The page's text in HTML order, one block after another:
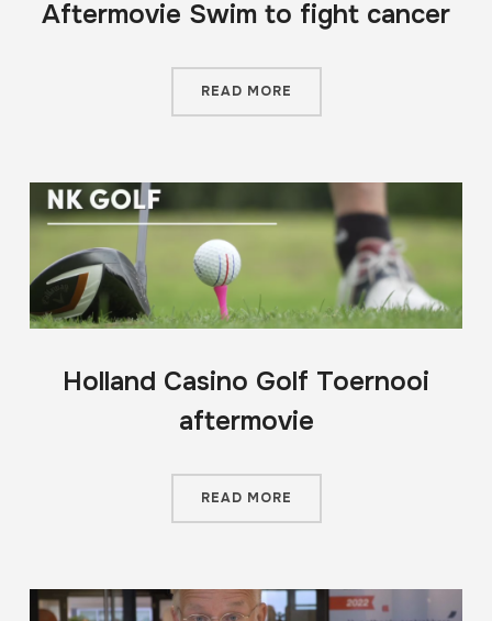
Aftermovie Swim to fight cancer
READ MORE
Holland Casino Golf Toernooi
aftermovie
READ MORE